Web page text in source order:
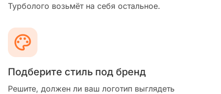
Турболого возьмёт на себя остальное.
Подберите стиль под бренд
Решите, должен ли ваш логотип выглядеть